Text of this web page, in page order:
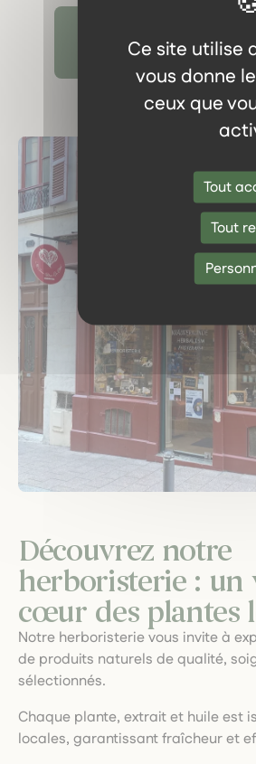
Ce site utilise
vous donne
ceux que
Tout
Tout
Découvrir tous les
Découvrez notre
herboristerie : un
cœur des plantes
Notre herboristerie vous invite à
de produits naturels de qualité,
sélectionnés.
Chaque plante, extrait et huile est
locales, garantissant fraîcheur et